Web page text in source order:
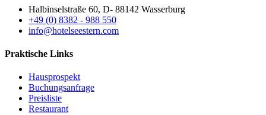
Halbinselstraße 60, D- 88142 Wasserburg
+49 (0) 8382 - 988 550
info@hotelseestern.com
Praktische Links
Hausprospekt
Buchungsanfrage
Preisliste
Restaurant